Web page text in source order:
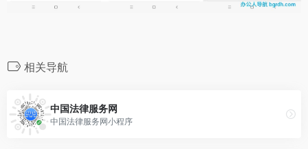
相关导航
中国法律服务网
中国法律服务网小程序